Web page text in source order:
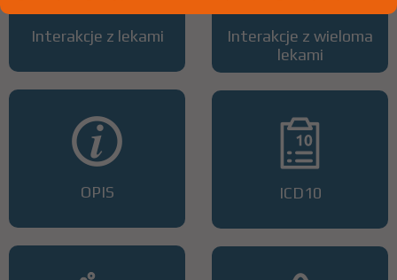
Interakcje z lekami
OPIS
Interakcje z wieloma
lekami
ICD10